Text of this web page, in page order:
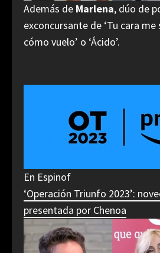
Además de Marlena, dúo de
exconcursante de ‘Tu cara me
cómo vuelo’ o ‘Ácido’.
En Espinof
‘Operación Triunfo 2023’:
presentada por Chenoa